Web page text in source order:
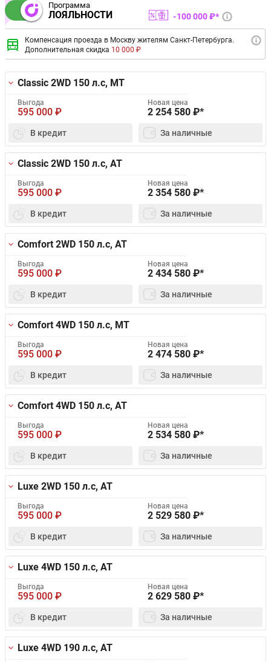
Программа
ЛОЯЛЬНОСТИ 100 000 ₽*
Компенсация проезда в Москву жителям Санкт-Петербурга.
Дополнительная скидка 10 000 ₽
Classic 2WD 150 л.с, MT
Выгода
595 000 ₽
Новая цена
2 254 580 ₽*
В кредит За наличные
Classic 2WD 150 л.с, AT
Выгода
595 000 ₽
Новая цена
2 354 580 ₽*
В кредит За наличные
Comfort 2WD 150 л.с, AT
Выгода
595 000 ₽
Новая цена
2 434 580 ₽*
В кредит За наличные
Comfort 4WD 150 л.с, MT
Выгода
595 000 ₽
Новая цена
2 474 580 ₽*
В кредит За наличные
Comfort 4WD 150 л.с, AT
Выгода
595 000 ₽
Новая цена
2 534 580 ₽*
В кредит За наличные
Luxe 2WD 150 л.с, AT
Выгода
595 000 ₽
Новая цена
2 529 580 ₽*
В кредит За наличные
Luxe 4WD 150 л.с, AT
Выгода
595 000 ₽
Новая цена
2 629 580 ₽*
В кредит За наличные
Luxe 4WD 190 л.с, AT